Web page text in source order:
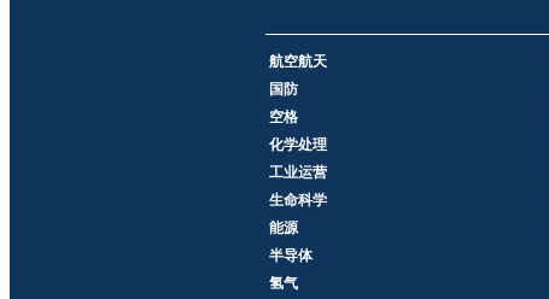
航空航天
国防
空格
化学处理
工业运营
生命科学
能源
半导体
氢气